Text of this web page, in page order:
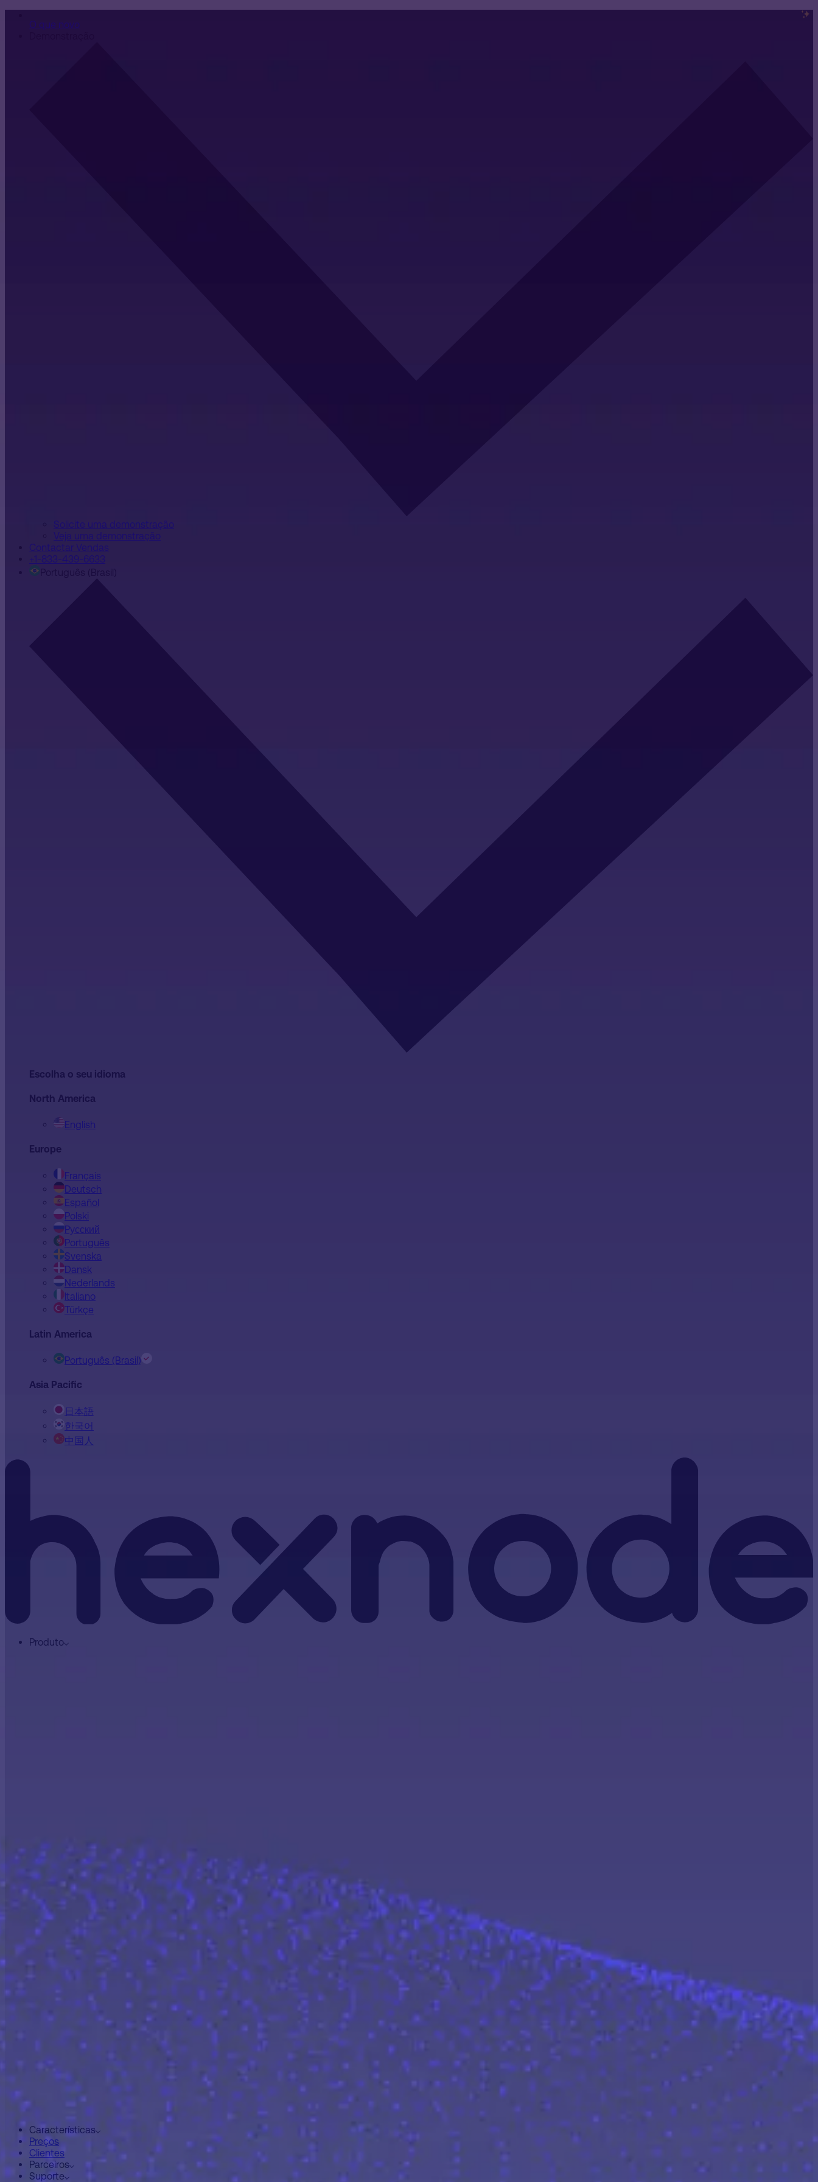
O que novo
Solicite uma demonstração
Veja uma demonstração
Contactar Vendas
+1-833-439-6633
Escolha o seu idioma
North America
English
Europe
Français
Deutsch
Español
Polski
Pусский
Português
Svenska
Dansk
Nederlands
Italiano
Türkçe
Latin America
Português (Brasil)
Asia Pacific
日本語
한국어
中国人
Produto
Características
Preços
Clientes
Parceiros
Suporte